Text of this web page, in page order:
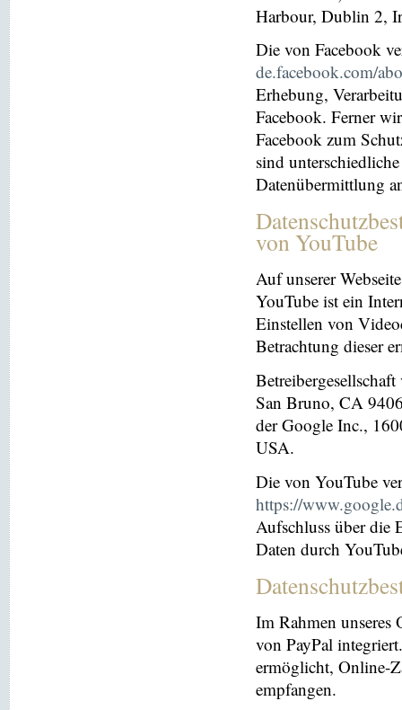
Harbour, Dublin 2,
Die von Facebook
de.facebook.com/
Erhebung,
Facebook. Ferner
Facebook zum
sind
Datenübermittlung
von YouTube
Auf unserer
YouTube ist ein
Einstellen von
Betrachtung dieser
San Bruno, CA
der Google Inc.,
USA.
Die von YouTube
https://
Aufschluss über die
Daten durch
Im Rahmen unseres
von PayPal
ermöglicht, Online-
empfangen.